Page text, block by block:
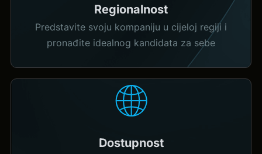
Regionalnost
Predstavite svoju kompaniju u cijeloj regiji i
pronađite idealnog kandidata za sebe
Dostupnost